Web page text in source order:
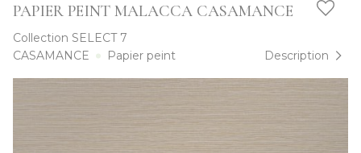
PAPIER PEINT MALACCA CASAMANCE
Collection SELECT 7
CASAMANCE
Papier peint Description